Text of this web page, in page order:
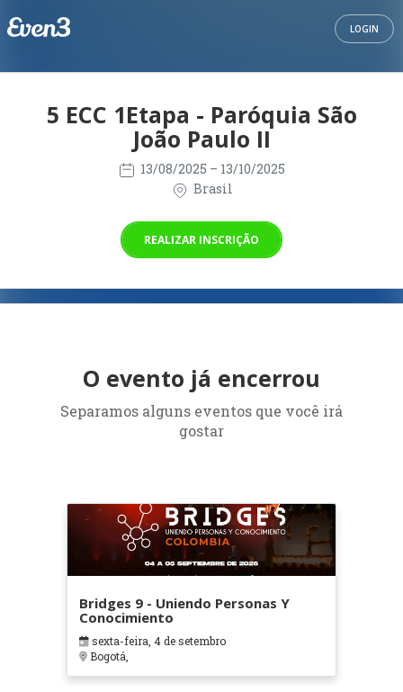
LOGIN
5 ECC 1Etapa - Paróquia São
João Paulo II
13/08/2025 – 13/10/2025
Brasil
REALIZAR INSCRIÇÃO
O evento já encerrou
Separamos alguns eventos que você irá
gostar
Bridges 9 - Uniendo Personas Y
Conocimiento
sexta-feira, 4 de setembro
Bogotá,